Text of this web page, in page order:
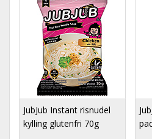
JubJub Instant risnudel
kylling glutenfri 70g